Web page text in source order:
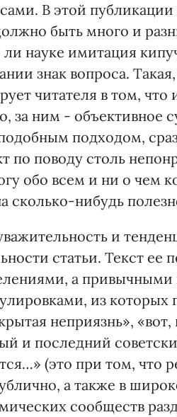
В этой
быть много и
науке имитация
знак вопроса.
читателя в том,
за ним - объективное
подходом,
по поводу столь
обо всем и ни о чем
сколько-нибудь
и
статьи. Текст ее
а
из которых
неприязнь», «вот,
и последний
(это при том, что
а также в
сообществ